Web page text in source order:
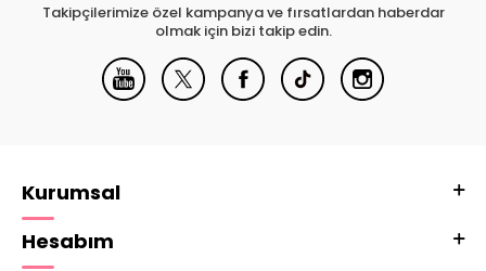
Takipçilerimize özel kampanya ve fırsatlardan haberdar
olmak için bizi takip edin.
Kurumsal
Hesabım